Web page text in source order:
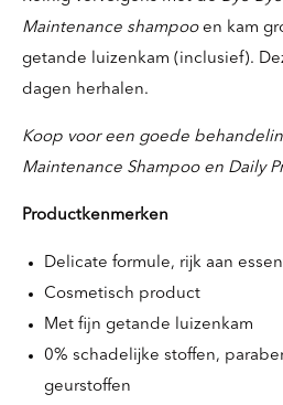
Maintenance shampooen kam
getande luizenkam (inclusief).
dagen herhalen.
Koop voor een goede
Maintenance Shampoo en Daily
Productkenmerken
Delicate formule, rijk aan
Cosmetisch product
Met fijn getande luizenkam
0% schadelijke stoffen,
geurstoffen